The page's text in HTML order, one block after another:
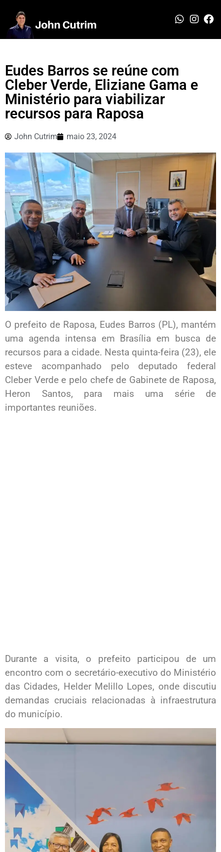
Eudes Barros se reúne com
Cleber Verde, Eliziane Gama e
Ministério para viabilizar
recursos para Raposa
John Cutrim maio 23, 2024
O prefeito de Raposa, Eudes Barros (PL), mantém
uma agenda intensa em Brasília em busca de
recursos para a cidade. Nesta quinta-feira (23), ele
esteve acompanhado pelo deputado federal
Cleber Verde e pelo chefe de Gabinete de Raposa,
Heron Santos, para mais uma série de
importantes reuniões.
Durante a visita, o prefeito participou de um
encontro com o secretário-executivo do Ministério
das Cidades, Helder Melillo Lopes, onde discutiu
demandas cruciais relacionadas à infraestrutura
do município.